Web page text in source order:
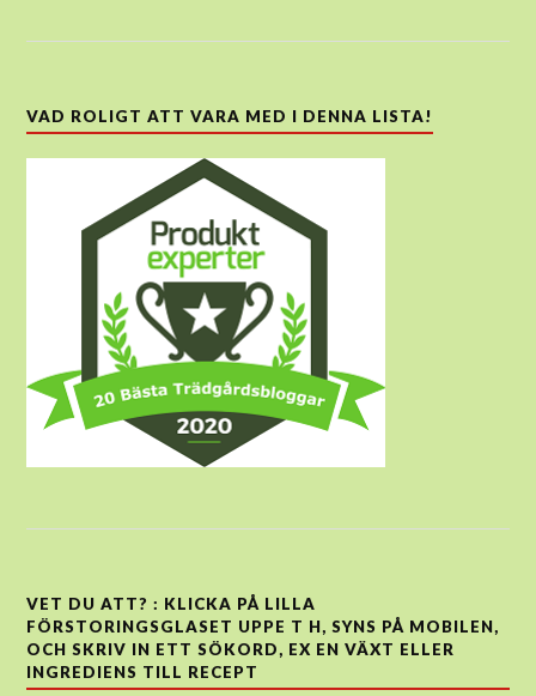
VAD ROLIGT ATT VARA MED I DENNA LISTA!
VET DU ATT? : KLICKA PÅ LILLA
FÖRSTORINGSGLASET UPPE T H, SYNS PÅ MOBILEN,
OCH SKRIV IN ETT SÖKORD, EX EN VÄXT ELLER
INGREDIENS TILL RECEPT